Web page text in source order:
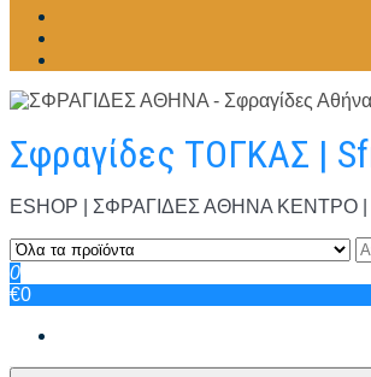
Σφραγίδες ΤΟΓΚΑΣ |
ESHOP | ΣΦΡΑΓΙΔΕΣ ΑΘΗΝΑ ΚΕΝΤΡΟ |
0
€0